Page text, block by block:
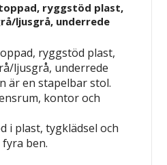
ryggstöd plast,
ljusgrå, underrede
ryggstöd plast,
ljusgrå, underrede
är en stapelbar stol.
kontor och
i plast, tygklädsel och
ben.